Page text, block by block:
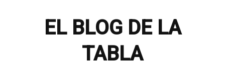
EL BLOG DE LA
TABLA